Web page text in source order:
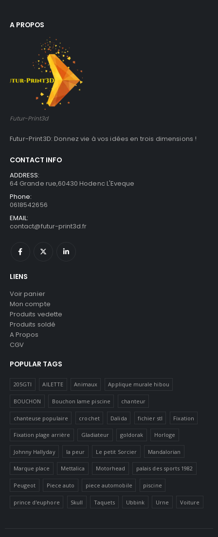
A PROPOS
Futur-Print3d
Futur-Print3D: Donnez vie à vos idées en trois dimensions !
CONTACT INFO
ADDRESS:
64 Grande rue,60430 Hodenc L'Eveque
Phone:
0618542656
EMAIL:
contact@futur-print3d.fr
LIENS
Voir panier
Mon compte
Produits vedette
Produits soldé
A Propos
CGV
POPULAR TAGS
205GTI AILETTE Animaux Applique murale hibou
BOUCHON Bouchon lame piscine chanteur
chanteuse populaire crochet Dalida fichier stl Fixation
Fixation plage arrière Gladiateur goldorak Horloge
Johnny Hallyday la peur Le petit Sorcier Mandalorian
Marque place Mettalica Motorhead palais des sports 1982
Peugeot Piece auto piece automobile piscine
prince d'euphore Skull Taquets Ubbink Urne Voiture